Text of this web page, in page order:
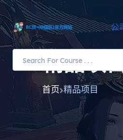
公
精品项
首页 精品项目